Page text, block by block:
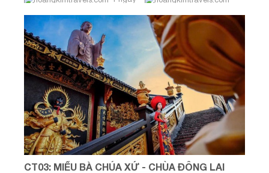
CT03: MIẾU BÀ CHÚA XỨ - CHÙA ĐÔNG LAI